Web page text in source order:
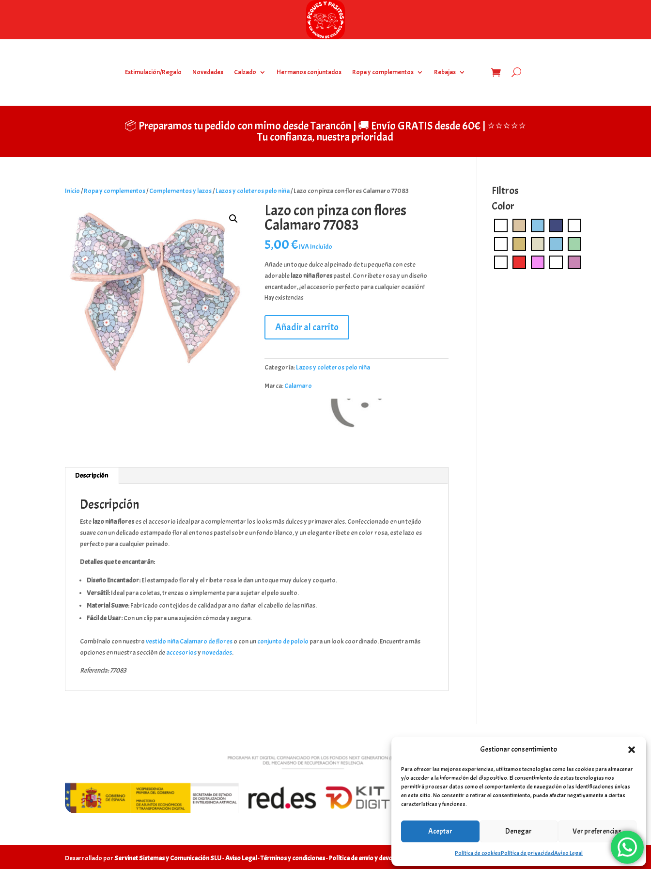
Gestionar consentimiento
Para ofrecer las mejores experiencias, utilizamos tecnologías como las cookies para almacenar
y/o acceder a la información del dispositivo. El consentimiento de estas tecnologías nos
permitirá procesar datos como el comportamiento de navegación o las identificaciones únicas
en este sitio. No consentir o retirar el consentimiento, puede afectar negativamente a ciertas
características y funciones.
Aceptar Denegar Ver preferencias
Política de cookiesPolítica de privacidadAviso Legal
Estimulación/Regalo Novedades Calzado Hermanos conjuntados Ropa y complementos Rebajas
📦 Preparamos tu pedido con mimo desde Tarancón | 🚚 Envío GRATIS desde 60€ | ⭐⭐⭐⭐⭐
Tu confianza, nuestra prioridad
Inicio/Ropa y complementos/Complementos y lazos/Lazos y coleteros pelo niña/ Lazo con pinza con flores Calamaro 77083
Lazo con pinza con flores
Calamaro 77083
5,00€IVA Incluído
Añade un toque dulce al peinado de tu pequeña con este
adorablelazo niña florespastel. Con ribete rosa y un diseño
encantador, ¡el accesorio perfecto para cualquier ocasión!
Hay existencias
flores
77083
Añadir al carrito
Categoría:Lazos y coleteros pelo niña
Marca:Calamaro
Descripción
Descripción
Estelazo niña floreses el accesorio ideal para complementar los looks más dulces y primaverales. Confeccionado en un tejido
suave con un delicado estampado floral en tonos pastel sobre un fondo blanco, y un elegante ribete en color rosa, este lazo es
perfecto para cualquier peinado.
Detalles que te encantarán:
Diseño Encantador:El estampado floral y el ribete rosa le dan un toque muy dulce y coqueto.
Versátil:Ideal para coletas, trenzas o simplemente para sujetar el pelo suelto.
Material Suave:Fabricado con tejidos de calidad para no dañar el cabello de las niñas.
Fácil de Usar:Con un clip para una sujeción cómoda y segura.
Combínalo con nuestrovestido niña Calamaro de floreso con unconjunto de pololo para un look coordinado. Encuentra más
opciones en nuestra sección deaccesoriosynovedades.
Referencia: 77083
FIltros
Color
Desarrollado porServinet Sistemas y Comunicación SLU-Aviso Legal-Términos y condiciones-Política de envio y devoluciones